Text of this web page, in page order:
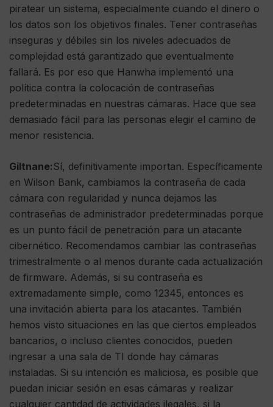
piratear un sistema, especialmente cuando el dinero o
los datos son los objetivos finales. Tener contraseñas
inseguras y débiles sin los niveles adecuados de
complejidad está garantizado que eventualmente
fallará. Es por eso que Hanwha implementó una
política contra la colocación de contraseñas
predeterminadas en nuestras cámaras. Hace que sea
demasiado fácil para las personas elegir el camino de
menor resistencia.
Giltnane:Sí, definitivamente importan. Específicamente
en Wilson Bank, cambiamos la contraseña de cada
cámara con regularidad y nunca dejamos las
contraseñas de administrador predeterminadas porque
es un punto fácil de penetración para un atacante
cibernético. Recomendamos cambiar las contraseñas
trimestralmente o al menos durante cada actualización
de firmware. Además, si su contraseña es
extremadamente simple, como 12345, entonces es
una invitación abierta para los atacantes. También
hemos visto situaciones en las que ciertos empleados
bancarios, o incluso clientes conocidos, pueden
ingresar a una sala de TI donde hay cámaras
instaladas. Si su intención es maliciosa, es posible que
puedan iniciar sesión en esas cámaras y realizar
cualquier cantidad de actividades ilegales, si la